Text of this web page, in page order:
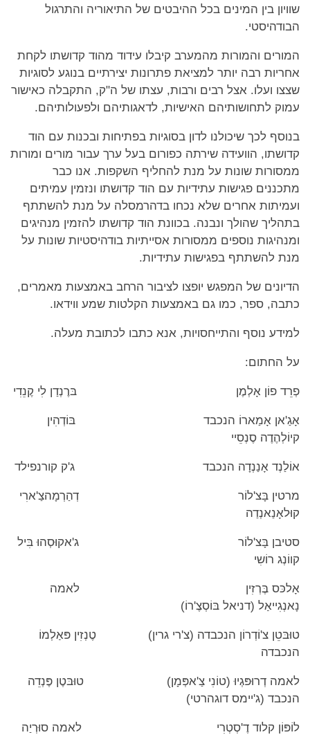
שוויון בין המינים בכל ההיבטים של התיאוריה והתרגול
הבודהיסטי.
המורים והמורות מהמערב קיבלו עידוד מהוד קדושתו לקחת
אחריות רבה יותר למציאת פתרונות יצירתיים בנוגע לסוגיות
שצצו ועלו. אצל רבים ורבות, עצתו של ה"ק, התקבלה כאישור
עמוק לתחושותיהם האישיות, לדאגותיהם ולפעולותיהם.
בנוסף לכך שיכולנו לדון בסוגיות בפתיחות ובכנות עם הוד
קדושתו, הוועידה שירתה כפורום בעל ערך עבור מורים ומורות
ממסורות שונות על מנת להחליף השקפות. אנו כבר
מתכננים פגישות עתידיות עם הוד קדושתו ונזמין עמיתים
ועמיתות אחרים שלא נכחו בדהרמסלה על מנת להשתתף
בתהליך שהולך ונבנה. בכוונת הוד קדושתו להזמין מנהיגים
ומנהיגות נוספים ממסורות אסייתיות בודהיסטיות שונות על
מנת להשתתף בפגישות עתידיות.
הדיונים של המפגש יופצו לציבור הרחב באמצעות מאמרים,
כתבה, ספר, כמו גם באמצעות הקלטות שמע ווידאו.
למידע נוסף והתייחסויות, אנא כתבו לכתובת מעלה.
על החתום:
פְרֵד פוֹן אָלְמֶן בּרֶנְדַן לִי קֶנֵדִי
אָגַ'אן אָמַארוֹ הנכבד בּוֹדְהִין
קיוֹלְהֶדֶה סֶנְסֵיי
אוֹלַנְד אָנַנְדָה הנכבד ג'ק קורנפילד
מרטין בָּצ'לוֹר דְהַרְמָהצַ'ארִי
קוּלאָנַאנְדַה
סטיבן בָּצ'לוֹר ג'אקוּסְהוּ בִּיל
קווֹנְג רוֹשִי
אָלכּס בֶּרְזִין לאמה
נָאנְגִייאַל (דניאל בּוֹסְצֶ'רוֹ)
טוּבּטֵן צ'וֹדְרוֹן הנכבדה (צ'רי גרין) טֶנְזִין פּאַלְמוֹ
הנכבדה
לאמה דְרוּפּגְיוּ (טוֹנִי צַ'אפְּמָן) טוּבּטֶן פֶּנְדֵה
הנכבד (ג'יימס דוגהרטי)
לוֹפּוֹן קלוד דֶ'סְטְרִי לאמה סוּרְיַה